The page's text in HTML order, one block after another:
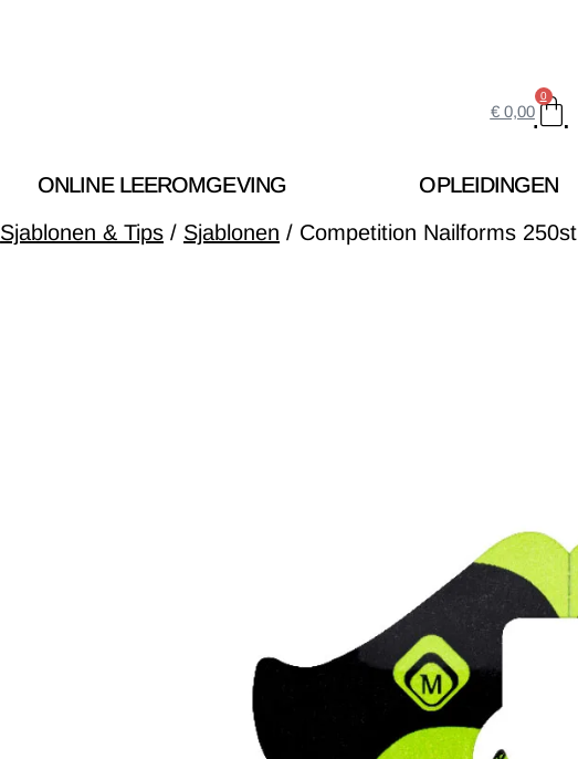
€0,00
0
ONLINE LEEROMGEVING OPLEIDINGEN
Sjablonen & Tips / Sjablonen / Competition Nailforms 250st